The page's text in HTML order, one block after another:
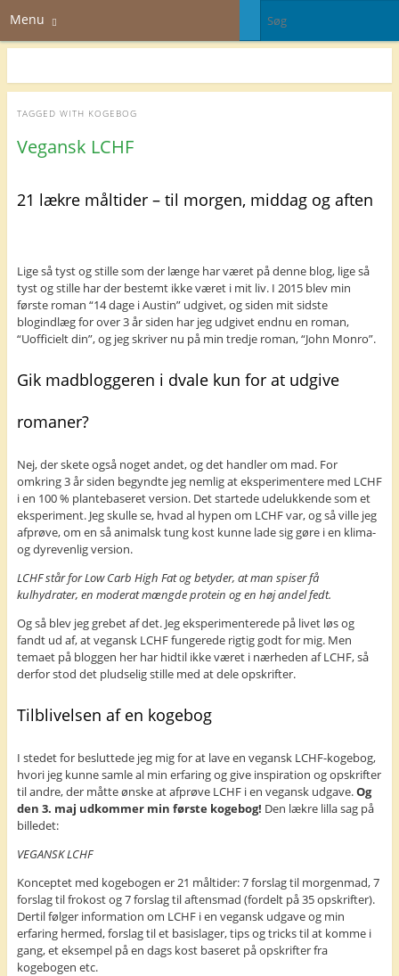
Menu
TAGGED WITH KOGEBOG
Vegansk LCHF
21 lækre måltider – til morgen, middag og aften
Lige så tyst og stille som der længe har været på denne blog, lige så
tyst og stille har der bestemt ikke været i mit liv. I 2015 blev min
første roman “14 dage i Austin” udgivet, og siden mit sidste
blogindlæg for over 3 år siden har jeg udgivet endnu en roman,
“Uofficielt din”, og jeg skriver nu på min tredje roman, “John Monro”.
Gik madbloggeren i dvale kun for at udgive
romaner?
Nej, der skete også noget andet, og det handler om mad. For
omkring 3 år siden begyndte jeg nemlig at eksperimentere med LCHF
i en 100 % plantebaseret version. Det startede udelukkende som et
eksperiment. Jeg skulle se, hvad al hypen om LCHF var, og så ville jeg
afprøve, om en så animalsk tung kost kunne lade sig gøre i en klima-
og dyrevenlig version.
LCHF står for Low Carb High Fat og betyder, at man spiser få
kulhydrater, en moderat mængde protein og en høj andel fedt.
Og så blev jeg grebet af det. Jeg eksperimenterede på livet løs og
fandt ud af, at vegansk LCHF fungerede rigtig godt for mig. Men
temaet på bloggen her har hidtil ikke været i nærheden af LCHF, så
derfor stod det pludselig stille med at dele opskrifter.
Tilblivelsen af en kogebog
I stedet for besluttede jeg mig for at lave en vegansk LCHF-kogebog,
hvori jeg kunne samle al min erfaring og give inspiration og opskrifter
til andre, der måtte ønske at afprøve LCHF i en vegansk udgave.Og
den 3. maj udkommer min første kogebog! Den lækre lilla sag på
billedet:
VEGANSK LCHF
Konceptet med kogebogen er 21 måltider: 7 forslag til morgenmad, 7
forslag til frokost og 7 forslag til aftensmad (fordelt på 35 opskrifter).
Dertil følger information om LCHF i en vegansk udgave og min
erfaring hermed, forslag til et basislager, tips og tricks til at komme i
gang, et eksempel på en dags kost baseret på opskrifter fra
kogebogen etc.